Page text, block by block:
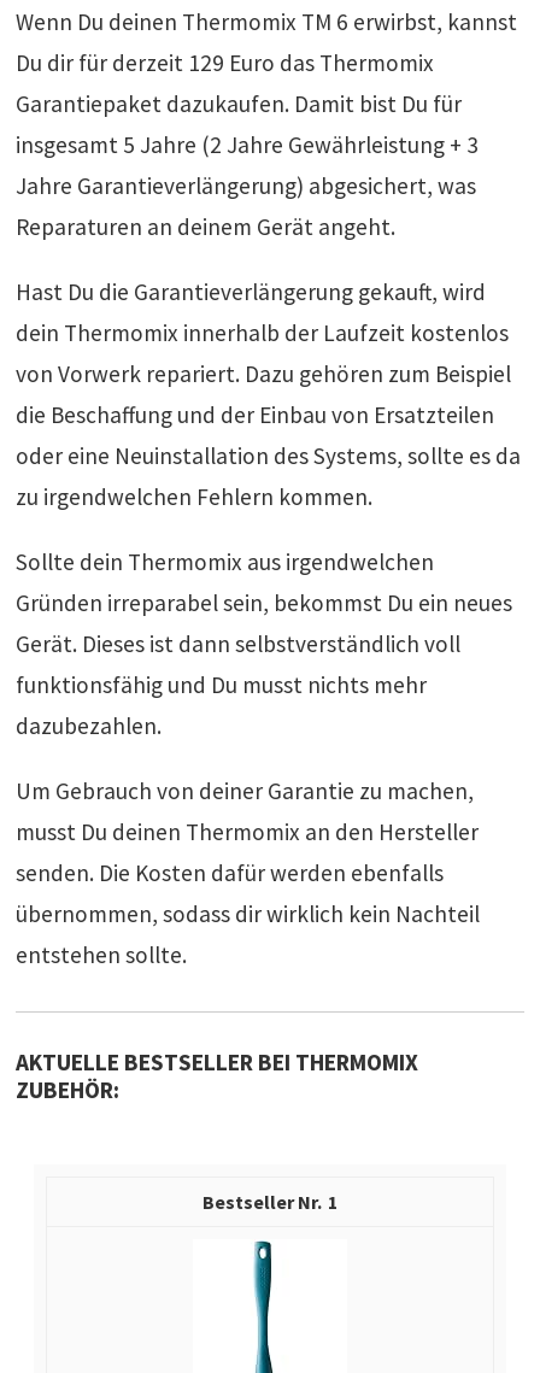
Wenn Du deinen Thermomix TM 6 erwirbst, kannst
Du dir für derzeit 129 Euro das Thermomix
Garantiepaket dazukaufen. Damit bist Du für
insgesamt 5 Jahre (2 Jahre Gewährleistung + 3
Jahre Garantieverlängerung) abgesichert, was
Reparaturen an deinem Gerät angeht.
Hast Du die Garantieverlängerung gekauft, wird
dein Thermomix innerhalb der Laufzeit kostenlos
von Vorwerk repariert. Dazu gehören zum Beispiel
die Beschaffung und der Einbau von Ersatzteilen
oder eine Neuinstallation des Systems, sollte es da
zu irgendwelchen Fehlern kommen.
Sollte dein Thermomix aus irgendwelchen
Gründen irreparabel sein, bekommst Du ein neues
Gerät. Dieses ist dann selbstverständlich voll
funktionsfähig und Du musst nichts mehr
dazubezahlen.
Um Gebrauch von deiner Garantie zu machen,
musst Du deinen Thermomix an den Hersteller
senden. Die Kosten dafür werden ebenfalls
übernommen, sodass dir wirklich kein Nachteil
entstehen sollte.
AKTUELLE BESTSELLER BEI THERMOMIX
ZUBEHÖR:
1